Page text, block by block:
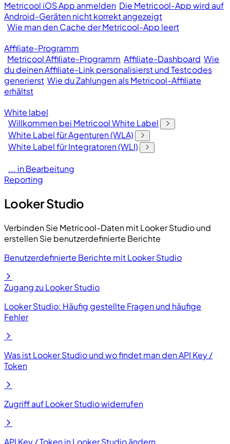
Metricool iOS App anmelden Die Metricool-App wird auf
Android-Geräten nicht korrekt angezeigt
Wie man den Cache der Metricool-App leert
Affiliate-Programm
Metricool Affiliate-Programm Affiliate-Dashboard Wie
du deinen Affiliate-Link personalisierst und Testcodes
generierst Wie du Zahlungen als Metricool-Affiliate
erhältst
White label
Willkommen bei Metricool White Label
White Label für Agenturen (WLA)
White Label für Integratoren (WLI)
... in Bearbeitung
Reporting
Looker Studio
Verbinden Sie Metricool-Daten mit Looker Studio und
erstellen Sie benutzerdefinierte Berichte
Benutzerdefinierte Berichte mit Looker Studio
Zugang zu Looker Studio
Looker Studio: Häufig gestellte Fragen und häufige
Fehler
Was ist Looker Studio und wo findet man den API Key /
Token
Zugriff auf Looker Studio widerrufen
API Key / Token in Looker Studio ändern